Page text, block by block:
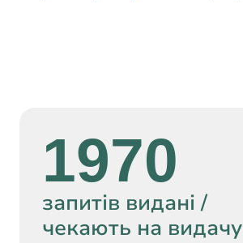
1970
запитів видані /
чекають на видачу